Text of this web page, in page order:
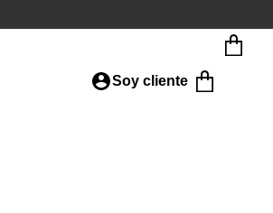
Soy cliente